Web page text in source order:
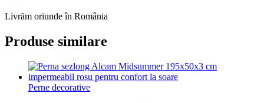
Livrăm oriunde în România
Produse similare
Perne decorative